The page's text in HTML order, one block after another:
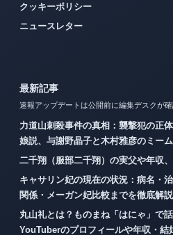
クッキーポリシー
ニュースレター
最新記事
速報アップデートは公開前に編集デスクが確
力道山刺殺事件の真相：襲撃犯の正
娘説、与謝野晶子と木村雅彦のミー
二千翔（服部二千翔）の実父や年収
キャサリン妃の現在の状況：病名・
関係・メーガン妃比較までを徹底解説
丸山礼とは？ものまね「はにゃ」で
YouTuberのプロフィールや年収・結